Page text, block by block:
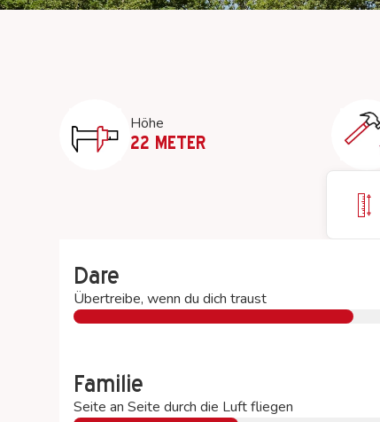
Aktivitäten
Höhe
22 METER
Dare
Übertreibe, wenn du dich traust
Familie
Seite an Seite durch die Luft fliegen